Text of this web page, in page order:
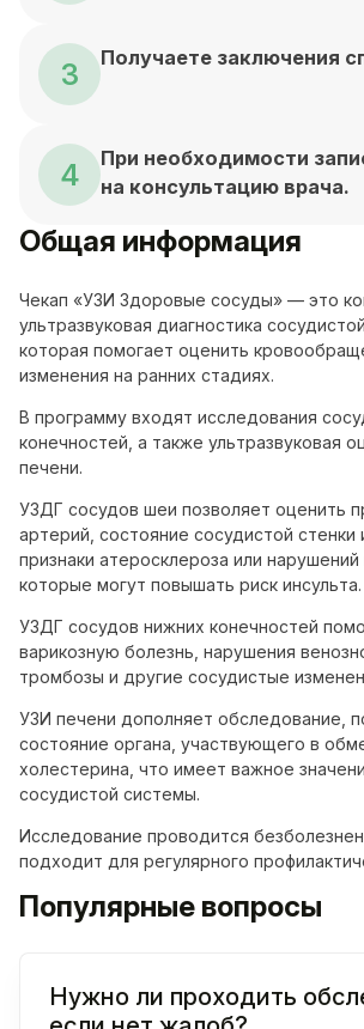
3 Получаете заключения
4
При необходимости
на консультацию врача.
Общая информация
Чекап «УЗИ Здоровые сосуды» — это
ультразвуковая диагностика
которая помогает оценить
изменения на ранних стадиях.
В программу входят исследования
конечностей, а также ультразвуковая
печени.
УЗДГ сосудов шеи позволяет оценить
артерий, состояние сосудистой стенки
признаки атеросклероза или нарушений
которые могут повышать риск инсульта.
УЗДГ сосудов нижних конечностей
варикозную болезнь, нарушения
тромбозы и другие сосудистые
УЗИ печени дополняет обследование,
состояние органа, участвующего в
холестерина, что имеет важное
сосудистой системы.
Исследование проводится
подходит для регулярного
Популярные вопросы
Нужно ли проходить